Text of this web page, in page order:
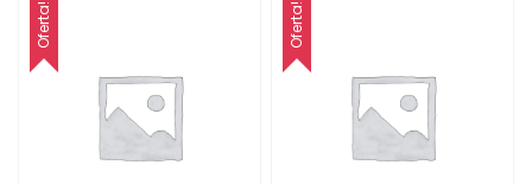
Oferta! Oferta!